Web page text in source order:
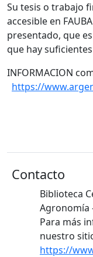
Su tesis o trabajo
accesible en
presentado, que
que hay
INFORMACION
https://
Contacto
Biblioteca
Agronomía
Para más
nuestro
https://